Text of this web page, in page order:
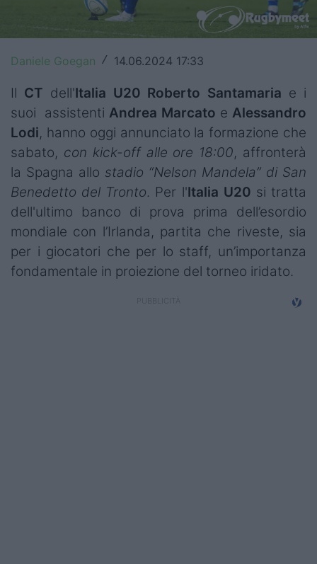
Champions Cup
Rugby World Cup
Super Rugby
Rugby in TV
Mercato
Serie A Elite
Campionati
Daniele Goegan / 14.06.2024 17:33
Il CT dell'Italia U20 Roberto Santamaria e i
suoi assistenti Andrea Marcato e Alessandro
Lodi, hanno oggi annunciato la formazione che
sabato, con kick-off alle ore 18:00, affronterà
la Spagna allo stadio “Nelson Mandela” di San
Benedetto del Tronto. Per l'Italia U20 si tratta
dell'ultimo banco di prova prima dell’esordio
mondiale con l’Irlanda, partita che riveste, sia
per i giocatori che per lo staff, un’importanza
fondamentale in proiezione del torneo iridato.